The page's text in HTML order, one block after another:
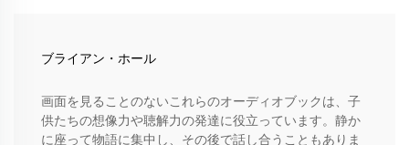
ブライアン・ホール
画面を見ることのないこれらのオーディオブックは、子
供たちの想像力や聴解力の発達に役立っています。静か
に座って物語に集中し、その後で話し合うこともありま